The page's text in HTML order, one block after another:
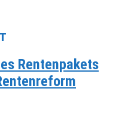
Rentenpakets